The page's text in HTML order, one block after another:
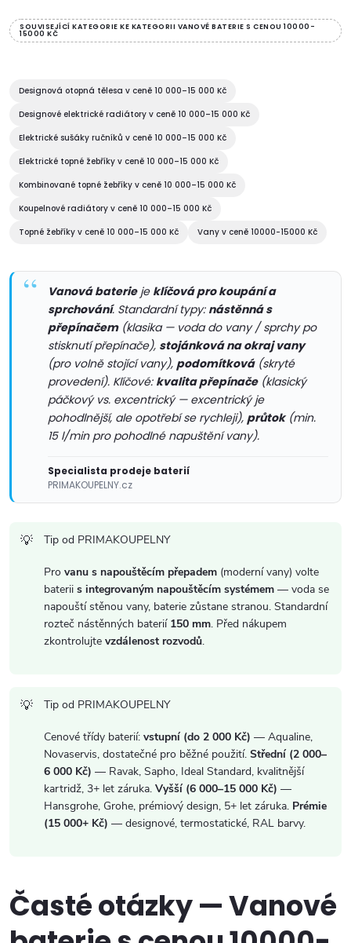
d
a
c
p
v
k
y
á
n
o
v
á
n
SOUVISEJÍCÍ KATEGORIE KE KATEGORII VANOVÉ BATERIE S CENOU 10000-
15000 KČ
Designová otopná tělesa v ceně 10 000–15 000 Kč
Designové elektrické radiátory v ceně 10 000–15 000 Kč
Elektrické sušáky ručníků v ceně 10 000–15 000 Kč
Elektrické topné žebříky v ceně 10 000–15 000 Kč
Kombinované topné žebříky v ceně 10 000–15 000 Kč
Koupelnové radiátory v ceně 10 000–15 000 Kč
Topné žebříky v ceně 10 000–15 000 Kč
Vany v ceně 10000-15000 Kč
Vanová baterieje klíčová pro koupání a
sprchování. Standardní typy: nástěnná s
přepínačem(klasika — voda do vany / sprchy po
stisknutí přepínače), stojánková na okraj vany
(pro volně stojící vany), podomítková(skryté
provedení). Klíčové: kvalita přepínače(klasický
páčkový vs. excentrický — excentrický je
pohodlnější, ale opotřebí se rychleji), průtok(min.
15 l/min pro pohodlné napuštění vany).
Specialista prodeje baterií
PRIMAKOUPELNY.cz
Tip od PRIMAKOUPELNY
Pro vanu s napouštěcím přepadem (moderní vany) volte
baterii s integrovaným napouštěcím systémem — voda se
napouští stěnou vany, baterie zůstane stranou. Standardní
rozteč nástěnných baterií 150 mm. Před nákupem
zkontrolujte vzdálenost rozvodů.
Tip od PRIMAKOUPELNY
Cenové třídy baterií: vstupní (do 2 000 Kč) — Aqualine,
Novaservis, dostatečné pro běžné použití. Střední (2 000–
6 000 Kč) — Ravak, Sapho, Ideal Standard, kvalitnější
kartridž, 3+ let záruka. Vyšší (6 000–15 000 Kč) —
Hansgrohe, Grohe, prémiový design, 5+ let záruka. Prémie
(15 000+ Kč) — designové, termostatické, RAL barvy.
Časté otázky — Vanové